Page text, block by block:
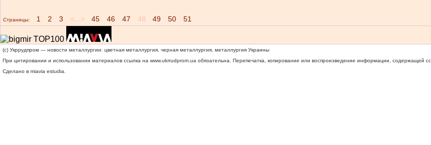
Страницы: 1 2 3 <...> 45 46 47 48 49 50 51
(c) Укррудпром — новости металлургии: цветная металлургия, черная металлургия, металлургия Украины
При цитировании и использовании материалов ссылка на www.ukrrudprom.ua обязательна. Перепечатка, копирование или воспроизведение информации, содержащей
Сделано в miavia estudia.